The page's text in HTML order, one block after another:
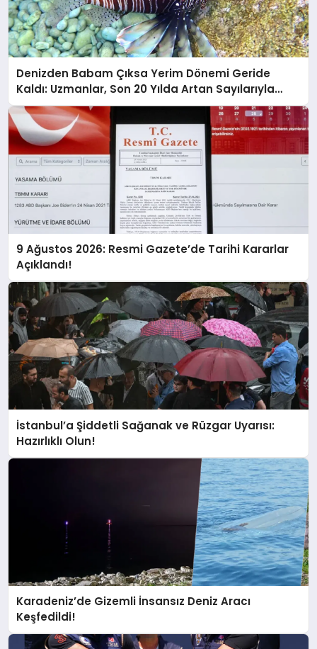
Denizden Babam Çıksa Yerim Dönemi Geride
Kaldı: Uzmanlar, Son 20 Yılda Artan Sayılarıyla
Uyarıyor!
9 Ağustos 2026: Resmi Gazete’de Tarihi Kararlar
Açıklandı!
İstanbul’a Şiddetli Sağanak ve Rüzgar Uyarısı:
Hazırlıklı Olun!
Karadeniz’de Gizemli İnsansız Deniz Aracı
Keşfedildi!